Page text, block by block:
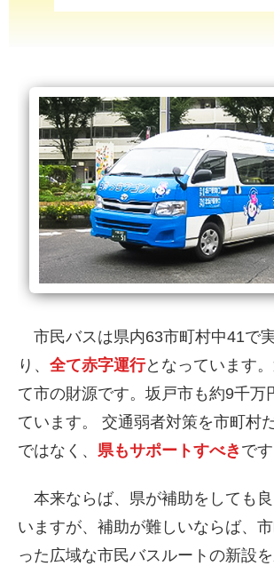
市民バスは県内63市町村中41で
り、 全て赤字運行となっています
て市の財源です。坂戸市も約9千万
ています。 交通弱者対策を市町村
ではなく、 県もサポートすべき です
本来ならば、県が補助をしても
いますが、補助が難しいならば、
った広域な市民バスルートの新設